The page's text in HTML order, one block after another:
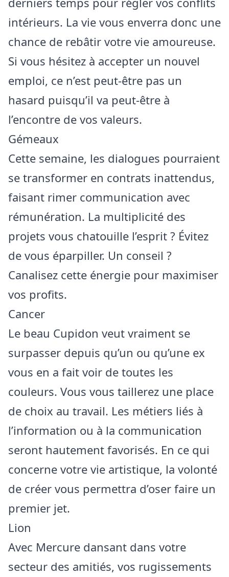
intérieurs. La vie vous enverra donc une
chance de rebâtir votre vie amoureuse.
Si vous hésitez à accepter un nouvel
emploi, ce n’est peut-être pas un
hasard puisqu’il va peut-être à
l’encontre de vos valeurs.
Gémeaux
Cette semaine, les dialogues pourraient
se transformer en contrats inattendus,
faisant rimer communication avec
rémunération. La multiplicité des
projets vous chatouille l’esprit ? Évitez
de vous éparpiller. Un conseil ?
Canalisez cette énergie pour maximiser
vos profits.
Cancer
Le beau Cupidon veut vraiment se
surpasser depuis qu’un ou qu’une ex
vous en a fait voir de toutes les
couleurs. Vous vous taillerez une place
de choix au travail. Les métiers liés à
l’information ou à la communication
seront hautement favorisés. En ce qui
concerne votre vie artistique, la volonté
de créer vous permettra d’oser faire un
premier jet.
Lion
Avec Mercure dansant dans votre
secteur des amitiés, vos rugissements